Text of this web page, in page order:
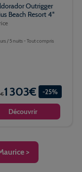
Outrigger
Beach Resort 4*
/ 5 nuits - Tout compris
1 303€ -25%
Découvrir
>